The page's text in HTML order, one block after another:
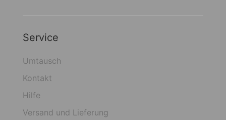
Service
Umtausch
Kontakt
Hilfe
Versand und Lieferung